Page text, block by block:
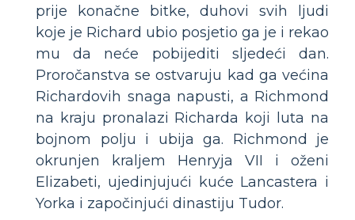
prije konačne bitke, duhovi svih ljudi
koje je Richard ubio posjetio ga je i rekao
mu da neće pobijediti sljedeći dan.
Proročanstva se ostvaruju kad ga većina
Richardovih snaga napusti, a Richmond
na kraju pronalazi Richarda koji luta na
bojnom polju i ubija ga. Richmond je
okrunjen kraljem Henryja VII i oženi
Elizabeti, ujedinjujući kuće Lancastera i
Yorka i započinjući dinastiju Tudor.